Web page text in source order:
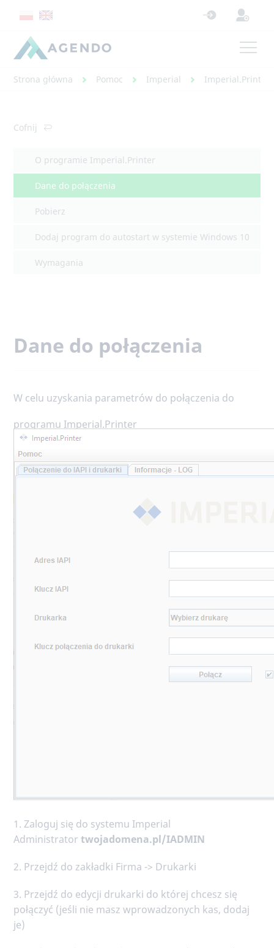
Strona główna Pomoc Imperial Imperial.Printer
Cofnij
O programie Imperial.Printer
Dane do połączenia
Pobierz
Dodaj program do autostart w systemie Windows 10
Wymagania
Dane do połączenia
W celu uzyskania parametrów do połączenia do
programu Imperial.Printer
1. Zaloguj się do systemu Imperial
Administrator twojadomena.pl/IADMIN
2. Przejdź do zakładki Firma -> Drukarki
3. Przejdź do edycji drukarki do której chcesz się
połączyć (jeśli nie masz wprowadzonych kas, dodaj
je)